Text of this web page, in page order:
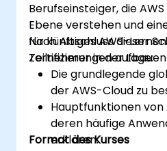
Berufseinsteiger, die
Ebene verstehen und
für künftiges AWS-
Zertifizierungen
Nach Abschluss dieser
Teilnehmer in der Lage:
Die grundlegende
der AWS-Cloud zu
Hauptfunktionen von
deren häufige
erklären.
Format des Kurses